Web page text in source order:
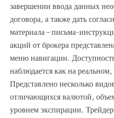
завершении ввода данных
договора, а также дать
материала – письма-
акций от брокера
меню навигации.
наблюдается как на
Представлено несколько
отличающихся валютой,
уровнем экспирации.